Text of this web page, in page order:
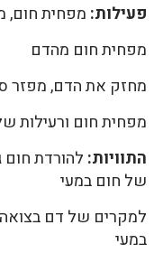
פעילות: מפחית חום,
מפחית חום מהדם
מחזק את הדם, מפזר
מפחית חום ורעילות
התוויות: להורדת חום
של חום במעי
למקרים של דם
במעי